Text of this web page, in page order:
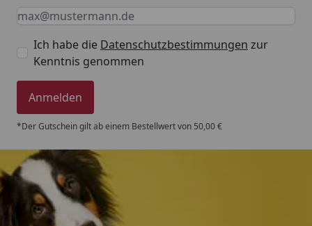
Keine Eingabe erforderlich
Eingabe erforderlich
E-Mail *
Ich habe die Datenschutzbestimmungen zur
Kenntnis genommen
Anmelden
*Der Gutschein gilt ab einem Bestellwert von 50,00 €
Trusted Shops